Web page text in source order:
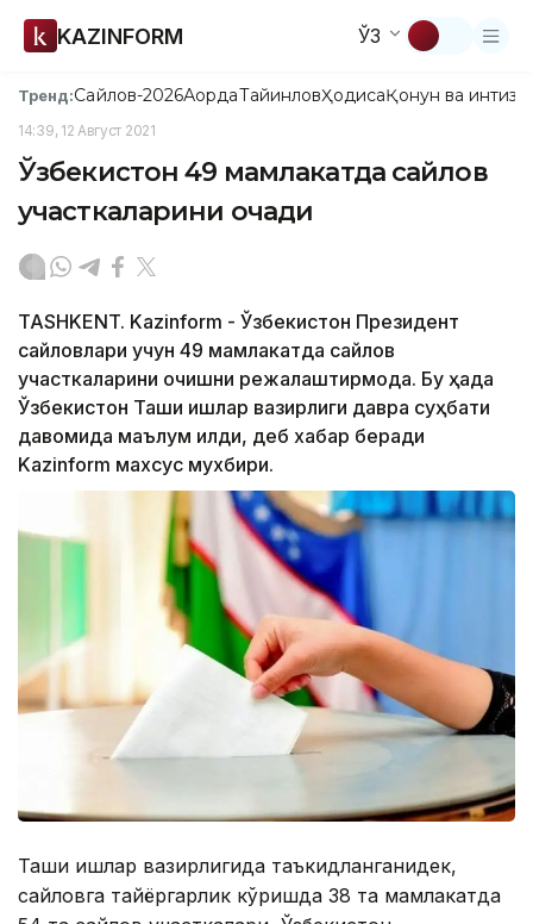
KAZINFORM ЎЗ
Тренд:Сайлов-2026АқордаТайинловҲодисаҚонун ва
14:39, 12 Август 2021
Ўзбекистон 49 мамлакатда сайлов
участкаларини очади
TASHKENT. Kazinform - Ўзбекистон Президент
сайловлари учун 49 мамлакатда сайлов
участкаларини очишни режалаштирмоқда. Бу ҳақда
Ўзбекистон Ташқи ишлар вазирлиги давра суҳбати
давомида маълум қилди, деб хабар беради
Kazinform махсус мухбири.
Ташқи ишлар вазирлигида таъкидланганидек,
сайловга тайёргарлик кўришда 38 та мамлакатда